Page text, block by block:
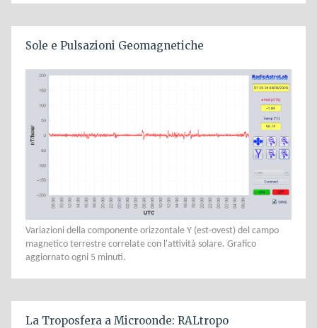
Sole e Pulsazioni Geomagnetiche
Variazioni della componente orizzontale Y (est-ovest) del campo
magnetico terrestre correlate con l'attività solare. Grafico
aggiornato ogni 5 minuti.
La Troposfera a Microonde: RALtropo